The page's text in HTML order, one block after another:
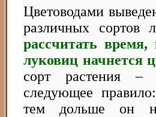
Цветоводами
различных сортов
рассчитать
луковиц начнется
сорт растения –
следующее
тем дольше он